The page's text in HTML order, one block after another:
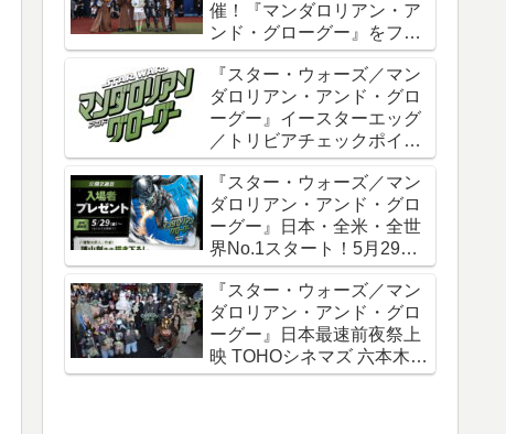
催！『マンダロリアン・ア
ンド・グローグー』をフィ
ーチャー
『スター・ウォーズ／マン
ダロリアン・アンド・グロ
ーグー』イースターエッグ
／トリビアチェックポイン
ト総まとめ【ネタバレ注
意】
『スター・ウォーズ／マン
ダロリアン・アンド・グロ
ーグー』日本・全米・全世
界No.1スタート！5月29日
から諫山創描き下ろしポス
ター＆IMAXポスターが特典
に
『スター・ウォーズ／マン
ダロリアン・アンド・グロ
ーグー』日本最速前夜祭上
映 TOHOシネマズ 六本木ヒ
ルズ リポート！